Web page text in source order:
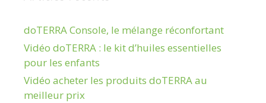
doTERRA Console, le mélange réconfortant
Vidéo doTERRA : le kit d’huiles essentielles
pour les enfants
Vidéo acheter les produits doTERRA au
meilleur prix